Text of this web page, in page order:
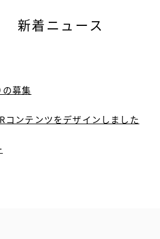
新着ニュース
の募集
コンテンツをデザインしました